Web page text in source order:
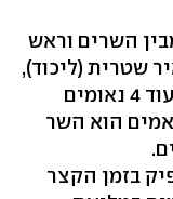
השרים וראש
שטרית (ליכוד),
שנאם 308 נאומים כשר המשפטים ועוד 4 נאומים
הוא השר
בזמן הקצר